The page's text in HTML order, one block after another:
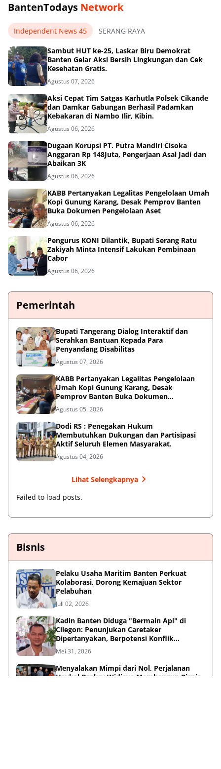
BantenTodays Network
Independent News 45 SERANG RAYA
Sambut HUT ke-25, Laskar Biru Demokrat
Banten Gelar Aksi Bersih Lingkungan dan Cek
Kesehatan Gratis.
Agustus 07, 2026
Aksi Cepat Tim Satgas Karhutla Polsek Cikande
dan Damkar Gabungan Berhasil Padamkan
Kebakaran di Nambo Ilir, Kibin.
Agustus 06, 2026
Dugaan Korupsi PT. Putra Mandiri Cisoka
Anggaran Rp 148Juta, Pengerjaan Asal Jadi dan
Abaikan 3K
Agustus 06, 2026
KABB Pertanyakan Legalitas Pengelolaan Umah
Kopi Gunung Karang, Desak Pemprov Banten
Buka Dokumen Pengelolaan Aset
Agustus 06, 2026
Pengurus KONI Dilantik, Bupati Serang Ratu
Zakiyah Minta Intensif Lakukan Pembinaan
Cabor
Agustus 06, 2026
Pemerintah
Bupati Tangerang Dialog Interaktif dan
Serahkan Bantuan Kepada Para
Penyandang Disabilitas
Agustus 07, 2026
KABB Pertanyakan Legalitas Pengelolaan
Umah Kopi Gunung Karang, Desak
Pemprov Banten Buka Dokumen
Pengelolaan Aset
Agustus 05, 2026
Dodi RS : Penegakan Hukum
Membutuhkan Dukungan dan Partisipasi
Aktif Seluruh Elemen Masyarakat.
Agustus 04, 2026
Lihat Selengkapnya
Failed to load posts.
Bisnis
Pelaku Usaha Maritim Banten Perkuat
Kolaborasi, Dorong Kemajuan Sektor
Pelabuhan
Juli 02, 2026
Kadin Banten Diduga "Bermain Api" di
Cilegon: Penunjukan Caretaker
Dipertanyakan, Berpotensi Konflik
Kepentingan
Mei 31, 2026
Menyalakan Mimpi dari Nol, Perjalanan
Haykal Dzakry Widjaya Membangun Bisnis